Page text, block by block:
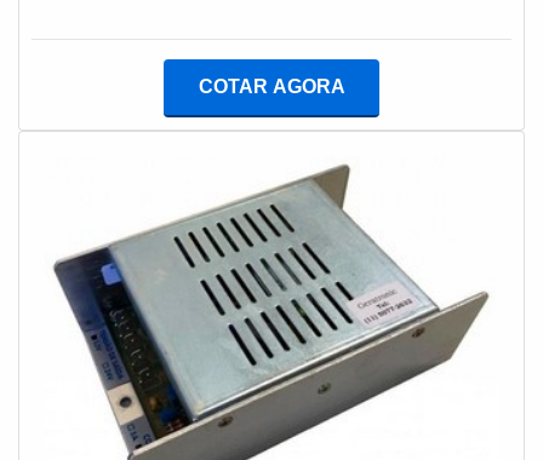
confiável, disponibilizando itens como reguladores de
tensão AVR e sensores de frequência com ótima
qualidade e precisão.A empresa conta com um time de
investir em equipamentos modernos, que se ajustam a
sua necessidade. A Geratronic é uma empresa que tem
sido preferência no segmento por toda seriedade e
qualidade, o que comprova sua essência de trazer o
melhor aos clientes no mercado.
Além do mais, os equipamentos atendem a diversos
geradores são adequados para atender demandas de
variados segmentos e, por conta desse fator, é
COTAR AGORA